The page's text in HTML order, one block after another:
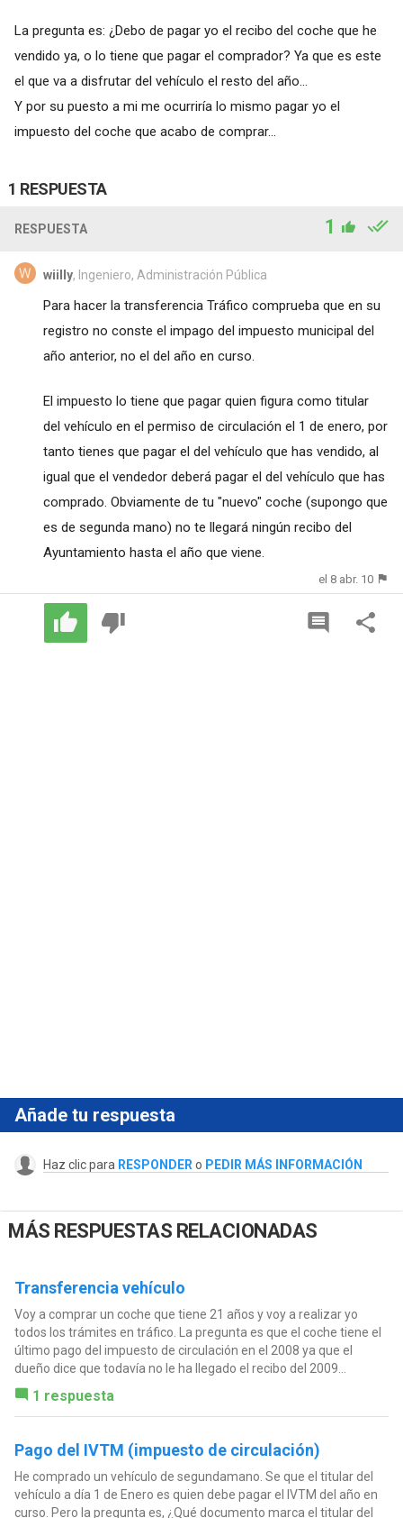
La pregunta es: ¿Debo de pagar yo el recibo del coche que he
vendido ya, o lo tiene que pagar el comprador? Ya que es este
el que va a disfrutar del vehículo el resto del año...
Y por su puesto a mi me ocurriría lo mismo pagar yo el
impuesto del coche que acabo de comprar...
1 RESPUESTA
RESPUESTA 1
wiilly, Ingeniero, Administración Pública
Para hacer la transferencia Tráfico comprueba que en su
registro no conste el impago del impuesto municipal del
año anterior, no el del año en curso.
El impuesto lo tiene que pagar quien figura como titular
del vehículo en el permiso de circulación el 1 de enero, por
tanto tienes que pagar el del vehículo que has vendido, al
igual que el vendedor deberá pagar el del vehículo que has
comprado. Obviamente de tu "nuevo" coche (supongo que
es de segunda mano) no te llegará ningún recibo del
Ayuntamiento hasta el año que viene.
el 8 abr. 10
Añade tu respuesta
Haz clic para RESPONDER o PEDIR MÁS INFORMACIÓN
MÁS RESPUESTAS RELACIONADAS
Transferencia vehículo
Voy a comprar un coche que tiene 21 años y voy a realizar yo
todos los trámites en tráfico. La pregunta es que el coche tiene el
último pago del impuesto de circulación en el 2008 ya que el
dueño dice que todavía no le ha llegado el recibo del 2009...
1 respuesta
Pago del IVTM (impuesto de circulación)
He comprado un vehículo de segundamano. Se que el titular del
vehículo a día 1 de Enero es quien debe pagar el IVTM del año en
curso. Pero la pregunta es, ¿Qué documento marca el titular del